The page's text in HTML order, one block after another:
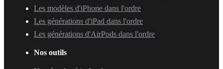
Les modèles d'iPhone dans l'ordre
Les générations d'iPad dans l'ordre
Les générations d'AirPods dans l'ordre
Nos outils